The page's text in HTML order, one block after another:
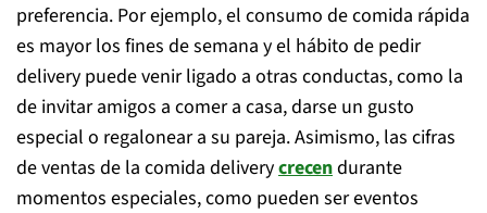
preferencia. Por ejemplo, el consumo de comida rápida
es mayor los fines de semana y el hábito de pedir
delivery puede venir ligado a otras conductas, como la
de invitar amigos a comer a casa, darse un gusto
especial o regalonear a su pareja. Asimismo, las cifras
de ventas de la comida deliverycrecendurante
momentos especiales, como pueden ser eventos